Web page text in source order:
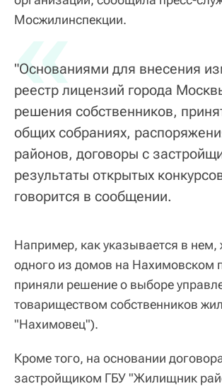
Мосжилинспекции.
«
"Основаниями для внесения
реестр лицензий города
решения собственников,
общих собраниях,
районов, договоры с
результаты открытых
говорится в сообщении.
Например, как указывается в нем,
одного из домов на Нахимовском
приняли решение о выборе
товариществом собственников
"Нахимовец").
Кроме того, на основании
застройщиком ГБУ "Жилищник